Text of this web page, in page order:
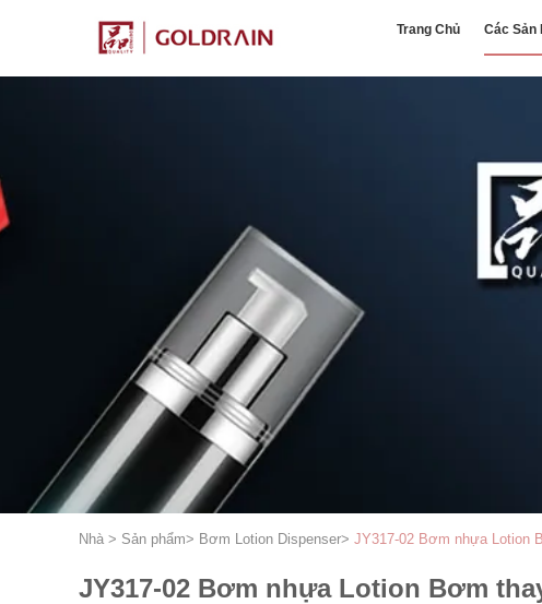
Trang Chủ Các Sản
Nhà > Sản phẩm> Bơm Lotion Dispenser> JY317-02 Bơm nhựa Lotion
JY317-02 Bơm nhựa Lotion Bơm